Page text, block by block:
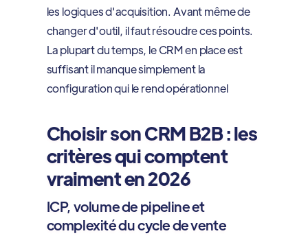
les logiques d'acquisition. Avant même de
changer d'outil, il faut résoudre ces points.
La plupart du temps, le CRM en place est
suffisant il manque simplement la
configuration qui le rend opérationnel
Choisir son CRM B2B : les
critères qui comptent
vraiment en 2026
ICP, volume de pipeline et
complexité du cycle de vente